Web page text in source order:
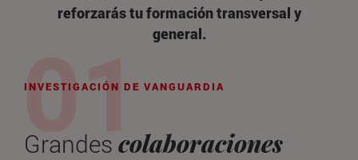
reforzarás tu formación transversal y
general.
INVESTIGACIÓN DE VANGUARDIA
Grandes colaboraciones